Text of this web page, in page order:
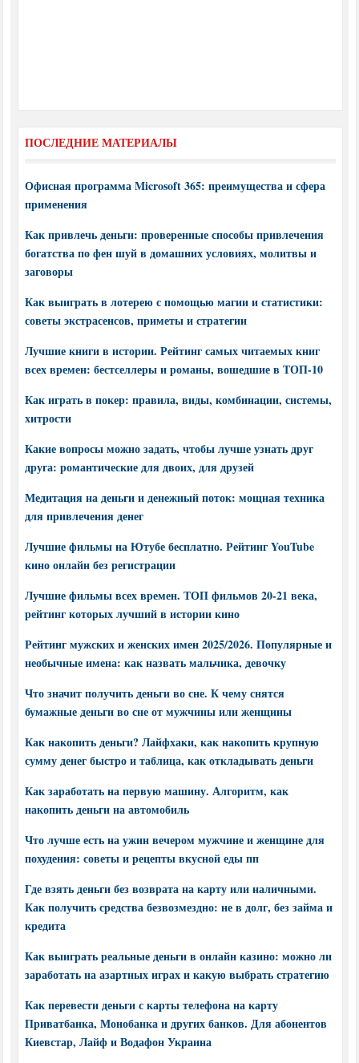
ПОСЛЕДНИЕ МАТЕРИАЛЫ
Офисная программа Microsoft 365: преимущества и сфера
применения
Как привлечь деньги: проверенные способы привлечения
богатства по фен шуй в домашних условиях, молитвы и
заговоры
Как выиграть в лотерею с помощью магии и статистики:
советы экстрасенсов, приметы и стратегии
Лучшие книги в истории. Рейтинг самых читаемых книг
всех времен: бестселлеры и романы, вошедшие в ТОП-10
Как играть в покер: правила, виды, комбинации, системы,
хитрости
Какие вопросы можно задать, чтобы лучше узнать друг
друга: романтические для двоих, для друзей
Медитация на деньги и денежный поток: мощная техника
для привлечения денег
Лучшие фильмы на Ютубе бесплатно. Рейтинг YouTube
кино онлайн без регистрации
Лучшие фильмы всех времен. ТОП фильмов 20-21 века,
рейтинг которых лучший в истории кино
Рейтинг мужских и женских имен 2025/2026. Популярные и
необычные имена: как назвать мальчика, девочку
Что значит получить деньги во сне. К чему снятся
бумажные деньги во сне от мужчины или женщины
Как накопить деньги? Лайфхаки, как накопить крупную
сумму денег быстро и таблица, как откладывать деньги
Как заработать на первую машину. Алгоритм, как
накопить деньги на автомобиль
Что лучше есть на ужин вечером мужчине и женщине для
похудения: советы и рецепты вкусной еды пп
Где взять деньги без возврата на карту или наличными.
Как получить средства безвозмездно: не в долг, без займа и
кредита
Как выиграть реальные деньги в онлайн казино: можно ли
заработать на азартных играх и какую выбрать стратегию
Как перевести деньги с карты телефона на карту
Приватбанка, Монобанка и других банков. Для абонентов
Киевстар, Лайф и Водафон Украина